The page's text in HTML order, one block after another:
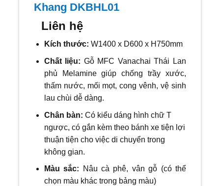
Khang DKBHL01
Liên hệ
Kích thước: W1400 x D600 x H750mm
Chất liệu: Gỗ MFC Vanachai Thái Lan
phủ Melamine giúp chống trầy xước,
thấm nước, mối mọt, cong vênh, vệ sinh
lau chùi dễ dàng.
Chân bàn: Có kiểu dáng hình chữ T
ngược, có gắn kèm theo bánh xe tiện lợi
thuận tiện cho việc di chuyển trong
không gian.
Màu sắc: Nâucà phê, vân gỗ (có thể
chọn màu khác trong bảng màu)